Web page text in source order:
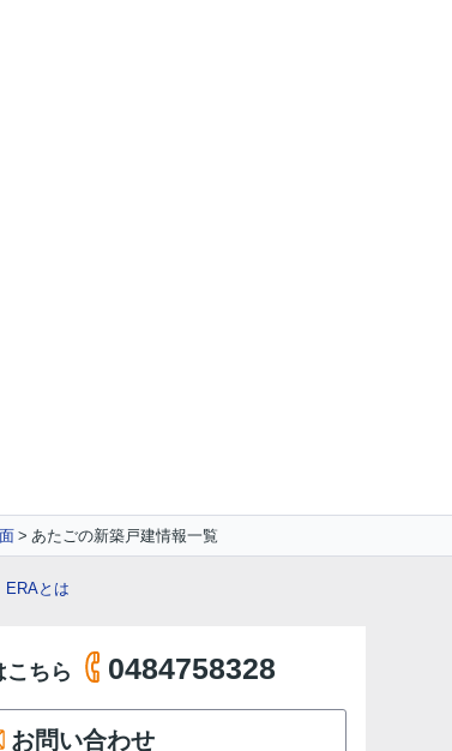
あたごの新築戸建情報一覧
ERAとは
こちら 0484758328
お問い合わせ